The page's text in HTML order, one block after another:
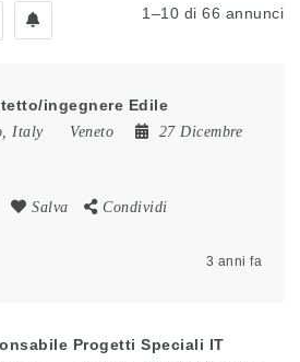
1–10 di 66 annunci
ingegnere Edile
Italy Veneto
27 Dicembre
Salva Condividi
3 anni fa
Progetti Speciali IT